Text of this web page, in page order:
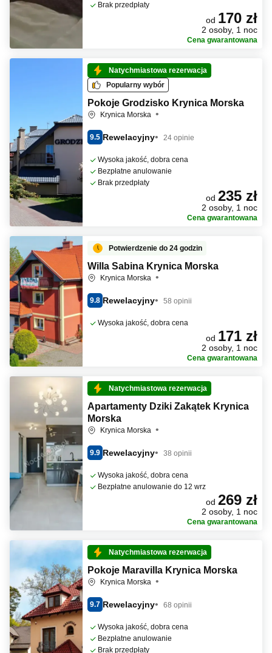
Brak przedpłaty
od 170 zł
2 osoby, 1 noc
Cena gwarantowana
Natychmiastowa rezerwacja
Popularny wybór
Pokoje Grodzisko Krynica Morska
Krynica Morska
9.5 Rewelacyjny 24 opinie
Wysoka jakość, dobra cena
Bezpłatne anulowanie
Brak przedpłaty
od 235 zł
2 osoby, 1 noc
Cena gwarantowana
Potwierdzenie do 24 godzin
Willa Sabina Krynica Morska
Krynica Morska
9.8 Rewelacyjny 58 opinii
Wysoka jakość, dobra cena
od 171 zł
2 osoby, 1 noc
Cena gwarantowana
Natychmiastowa rezerwacja
Apartamenty Dziki Zakątek Krynica
Morska
Krynica Morska
9.9 Rewelacyjny 38 opinii
Wysoka jakość, dobra cena
Bezpłatne anulowanie do 12 wrz
od 269 zł
2 osoby, 1 noc
Cena gwarantowana
Natychmiastowa rezerwacja
Pokoje Maravilla Krynica Morska
Krynica Morska
9.7 Rewelacyjny 68 opinii
Wysoka jakość, dobra cena
Bezpłatne anulowanie
Brak przedpłaty